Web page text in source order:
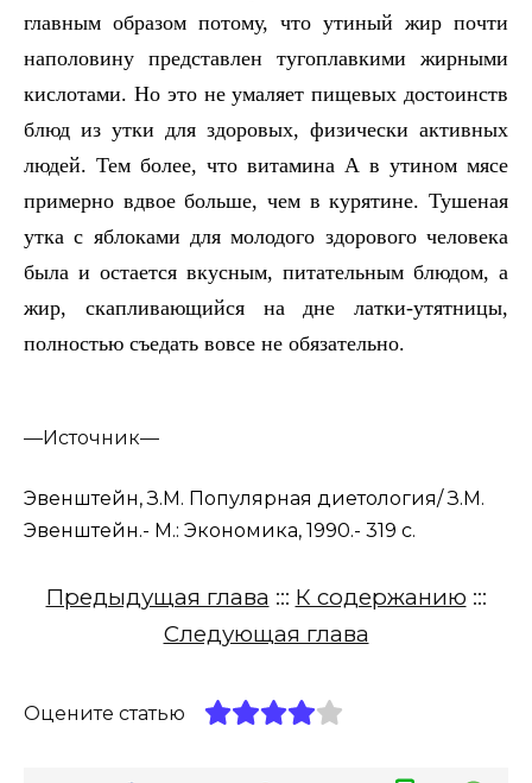
главным образом потому, что утиный жир почти
наполовину представлен тугоплавкими жирными
кислотами. Но это не умаляет пищевых достоинств
блюд из утки для здоровых, физически активных
людей. Тем более, что витамина А в утином мясе
примерно вдвое больше, чем в курятине. Тушеная
утка с яблоками для молодого здорового человека
была и остается вкусным, питательным блюдом, а
жир, скапливающийся на дне латки-утятницы,
полностью съедать вовсе не обязательно.
—Источник—
Эвенштейн, З.М. Популярная диетология/ З.М.
Эвенштейн.- М.: Экономика, 1990.- 319 с.
Предыдущая глава ::: К содержанию :::
Следующая глава
Оцените статью